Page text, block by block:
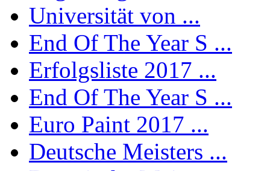
Universität von ...
End Of The Year S ...
Erfolgsliste 2017 ...
End Of The Year S ...
Euro Paint 2017 ...
Deutsche Meisters ...